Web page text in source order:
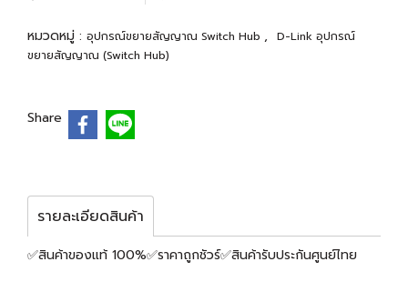
หมวดหมู่ : อุปกรณ์ขยายสัญญาณ Switch Hub ,
D-Link อุปกรณ์
ขยายสัญญาณ (Switch Hub)
Share
รายละเอียดสินค้า
✅สินค้าของแท้ 100%✅ราคาถูกชัวร์✅สินค้ารับประกันศูนย์ไทย